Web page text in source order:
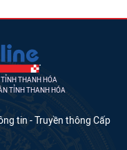
THANH HÓA
TỈNH THANH HÓA
tin - Truyền thông Cấp